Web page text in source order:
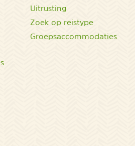
Uitrusting
Zoek op reistype
Groepsaccommodaties